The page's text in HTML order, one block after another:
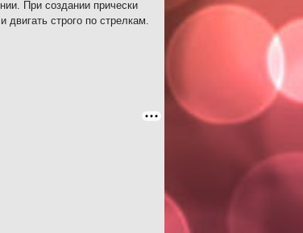
При создании прически
строго по стрелкам.